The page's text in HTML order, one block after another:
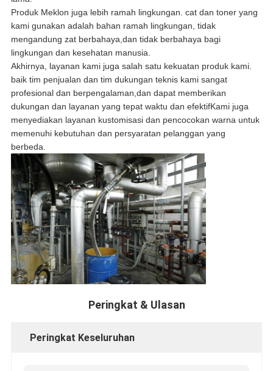
Produk Meklon juga lebih ramah lingkungan. cat dan toner yang
kami gunakan adalah bahan ramah lingkungan, tidak
mengandung zat berbahaya,dan tidak berbahaya bagi
lingkungan dan kesehatan manusia.
Akhirnya, layanan kami juga salah satu kekuatan produk kami.
baik tim penjualan dan tim dukungan teknis kami sangat
profesional dan berpengalaman,dan dapat memberikan
dukungan dan layanan yang tepat waktu dan efektifKami juga
menyediakan layanan kustomisasi dan pencocokan warna untuk
memenuhi kebutuhan dan persyaratan pelanggan yang
berbeda.
Peringkat & Ulasan
Peringkat Keseluruhan